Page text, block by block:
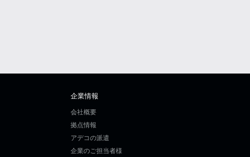
企業情報
会社概要
拠点情報
アデコの派遣
企業のご担当者様